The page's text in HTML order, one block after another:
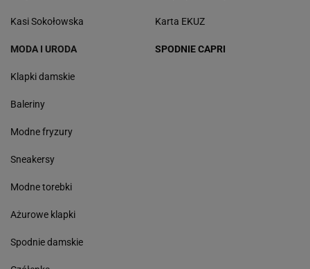
Kasi Sokołowska Karta EKUZ
MODA I URODA
Klapki damskie
Baleriny
Modne fryzury
Sneakersy
Modne torebki
Ażurowe klapki
Spodnie damskie
SPODNIE CAPRI